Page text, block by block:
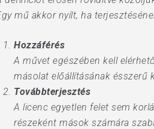
mű akkor nyílt, ha
Hozzáférés
A művet egészében kell
másolat előállításának ésszerű
Továbbterjesztés
A licenc egyetlen felet sem
részeként mások számára